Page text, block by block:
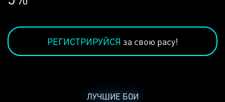
РЕГИСТРИРУЙСЯ за свою расу!
ЛУЧШИЕ БОИ